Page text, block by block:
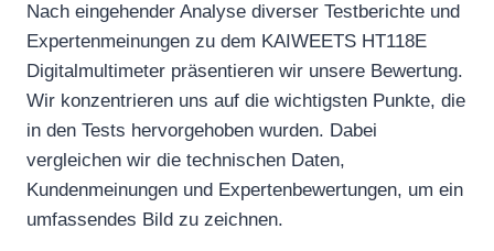
Nach eingehender Analyse diverser Testberichte und
Expertenmeinungen zu dem KAIWEETS HT118E
Digitalmultimeter präsentieren wir unsere Bewertung.
Wir konzentrieren uns auf die wichtigsten Punkte, die
in den Tests hervorgehoben wurden. Dabei
vergleichen wir die technischen Daten,
Kundenmeinungen und Expertenbewertungen, um ein
umfassendes Bild zu zeichnen.